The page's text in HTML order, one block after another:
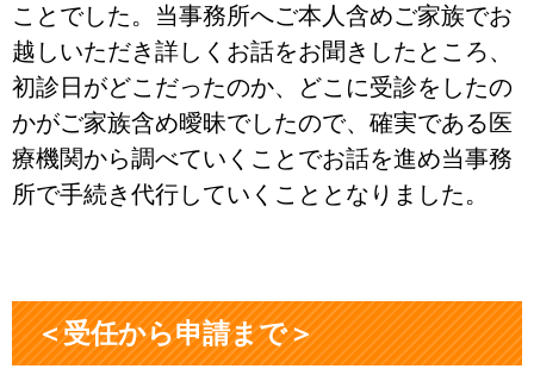
ことでした。当事務所へご本人含めご家族でお
越しいただき詳しくお話をお聞きしたところ、
初診日がどこだったのか、どこに受診をしたの
かがご家族含め曖昧でしたので、確実である医
療機関から調べていくことでお話を進め当事務
所で手続き代行していくこととなりました。
＜受任から申請まで＞